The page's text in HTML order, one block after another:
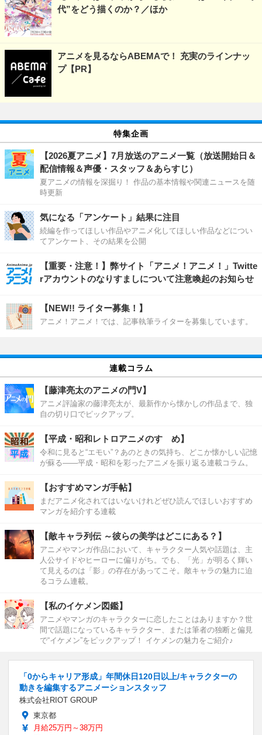
代”をどう描くのか？／ほか
アニメを見るならABEMAで！ 充実のラインナッ
プ【PR】
特集企画
【2026夏アニメ】7月放送のアニメ一覧（放送開始日＆
配信情報＆声優・スタッフ＆あらすじ）
夏アニメの情報を深掘り！ 作品の基本情報や関連ニュースを随
時更新
気になる「アンケート」結果に注目
続編を作ってほしい作品やアニメ化してほしい作品などについ
てアンケート、その結果を公開
【重要・注意！】弊サイト「アニメ！アニメ！」Twitte
rアカウントのなりすましについて注意喚起のお知らせ
【NEW!! ライター募集！】
アニメ！アニメ！では、記事執筆ライターを募集しています。
連載コラム
【藤津亮太のアニメの門V】
アニメ評論家の藤津亮太が、最新作から懐かしの作品まで、独
自の切り口でピックアップ。
【平成・昭和レトロアニメのすゝめ】
令和に見ると“エモい”？あのときの気持ち、どこか懐かしい記憶
が蘇る――平成・昭和を彩ったアニメを振り返る連載コラム。
【おすすめマンガ手帖】
まだアニメ化されてはいないけれどぜひ読んでほしいおすすめ
マンガを紹介する連載
【敵キャラ列伝 ～彼らの美学はどこにある？】
アニメやマンガ作品において、キャラクター人気や話題は、主
人公サイドやヒーローに偏りがち。でも、「光」が明るく輝い
て見えるのは「影」の存在があってこそ。敵キャラの魅力に迫
るコラム連載。
【私のイケメン図鑑】
アニメやマンガのキャラクターに恋したことはありますか？世
間で話題になっているキャラクター、または筆者の独断と偏見
で“イケメン”をピックアップ！ イケメンの魅力をご紹介♪
「0からキャリア形成」年間休日120日以上/キャラクターの
動きを編集するアニメーションスタッフ
株式会社RIOT GROUP
東京都
月給25万円～38万円